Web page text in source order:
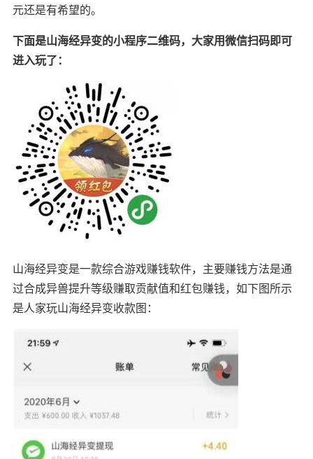
元还是有希望的。
下面是山海经异变的小程序二维码，大家用微信扫码即可
进入玩了：
山海经异变是一款综合游戏赚钱软件，主要赚钱方法是通
过合成异兽提升等级赚取贡献值和红包赚钱，如下图所示
是人家玩山海经异变收款图：